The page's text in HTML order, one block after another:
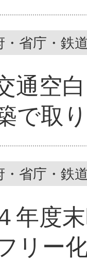
・省庁・鉄
通空
で取
・省庁・鉄
年度
リー